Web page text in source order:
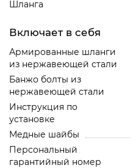
Шланга
Включает в себя
Армированные шланги
из нержавеющей стали
Банжо болты из
нержавеющей стали
Инструкция по
установке
Медные шайбы
Персональный
гарантийный номер